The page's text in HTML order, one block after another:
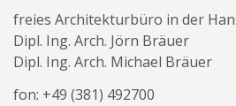
freies Architekturbüro in der
Dipl. Ing. Arch. Jörn Bräuer
Dipl. Ing. Arch. Michael Bräuer
fon: +49 (381) 492700